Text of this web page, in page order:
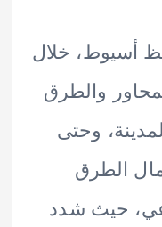
خلال
وحتى
شدد